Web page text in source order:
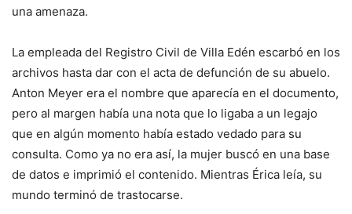
una amenaza.
La empleada del Registro Civil de Villa Edén escarbó en los
archivos hasta dar con el acta de defunción de su abuelo.
Anton Meyer era el nombre que aparecía en el documento,
pero al margen había una nota que lo ligaba a un legajo
que en algún momento había estado vedado para su
consulta. Como ya no era así, la mujer buscó en una base
de datos e imprimió el contenido. Mientras Érica leía, su
mundo terminó de trastocarse.